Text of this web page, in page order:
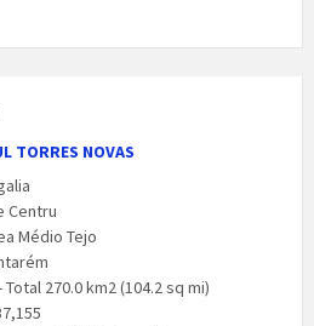
TORRES NOVAS
Centru
Médio Tejo
270.0 km2 (104.2 sq mi)